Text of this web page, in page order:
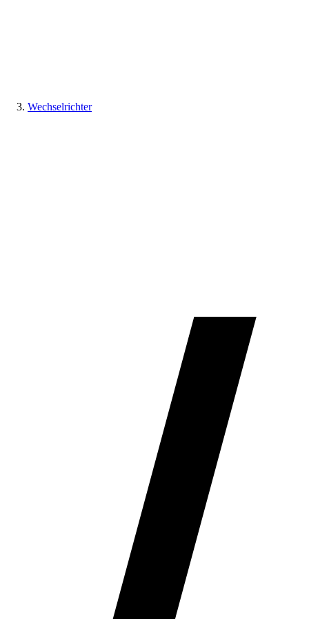
Wechselrichter